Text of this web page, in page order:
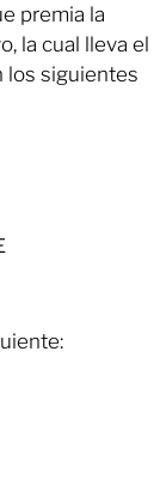
premia la
la cual lleva el
los siguientes